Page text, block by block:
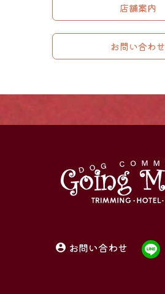
店舗案内
お問い合わせ
お問い合わせ